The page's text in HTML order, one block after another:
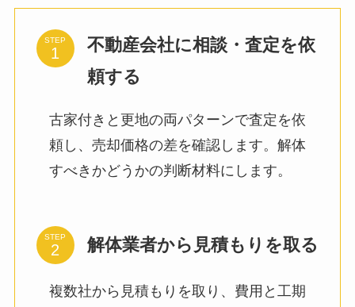
STEP
不動産会社に相談・査定を依
頼する
古家付きと更地の両パターンで査定を依
頼し、売却価格の差を確認します。解体
すべきかどうかの判断材料にします。
STEP 解体業者から見積もりを取る
複数社から見積もりを取り、費用と工期